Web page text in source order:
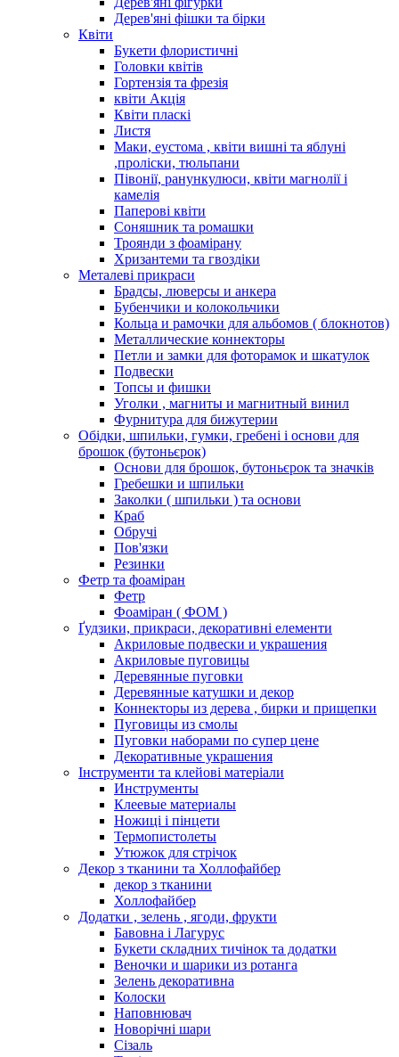
Дерев'яні фішки та бірки
Квіти
Букети флористичні
Головки квітів
Гортензія та фрезія
квіти Акція
Квіти пласкі
Листя
Маки, еустома , квіти вишні та яблуні
,проліски, тюльпани
Півонії, ранункулюси, квіти магнолії і
камелія
Паперові квіти
Соняшник та ромашки
Троянди з фоамірану
Хризантеми та гвоздіки
Металеві прикраси
Брадсы, люверсы и анкера
Бубенчики и колокольчики
Кольца и рамочки для альбомов ( блокнотов)
Металлические коннекторы
Петли и замки для фоторамок и шкатулок
Подвески
Топсы и фишки
Уголки , магниты и магнитный винил
Фурнитура для бижутерии
Обідки, шпильки, гумки, гребені і основи для
брошок (бутоньєрок)
Основи для брошок, бутоньєрок та значків
Гребешки и шпильки
Заколки ( шпильки ) та основи
Краб
Обручі
Пов'язки
Резинки
Фетр та фоаміран
Фетр
Фоаміран ( ФОМ )
Ґудзики, прикраси, декоративні елементи
Акриловые подвески и украшения
Акриловые пуговицы
Деревянные пуговки
Деревянные катушки и декор
Коннекторы из дерева , бирки и прищепки
Пуговицы из смолы
Пуговки наборами по супер цене
Декоративные украшения
Інструменти та клейові матеріали
Инструменты
Клеевые материалы
Ножиці і пінцети
Термопистолеты
Утюжок для стрічок
Декор з тканини та Холлофайбер
декор з тканини
Холлофайбер
Додатки , зелень , ягоди, фрукти
Бавовна і Лагурус
Букети складних тичінок та додатки
Веночки и шарики из ротанга
Зелень декоративна
Колоски
Наповнювач
Новорічні шари
Сізаль